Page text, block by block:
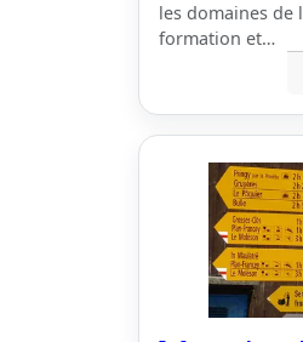
les domaines de
formation et…